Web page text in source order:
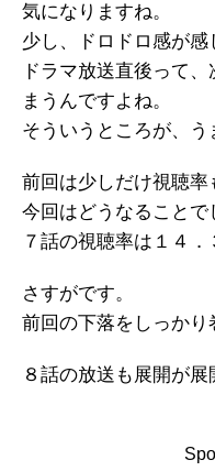
気になりますね。
少し、ドロドロ感が
ドラマ放送直後って
まうんですよね。
そういうところが、
前回は少しだけ視聴率
今回はどうなることで
７話の視聴率は１４．
さすがです。
前回の下落をしっかり
８話の放送も展開が